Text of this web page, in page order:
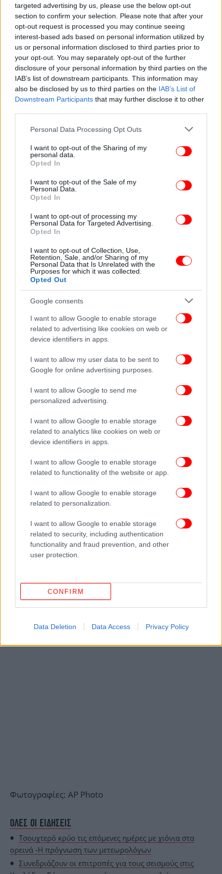
targeted advertising by us, please use the below opt-out
section to confirm your selection. Please note that after your
opt-out request is processed you may continue seeing
interest-based ads based on personal information utilized by
us or personal information disclosed to third parties prior to
your opt-out. You may separately opt-out of the further
disclosure of your personal information by third parties on the
IAB’s list of downstream participants. This information may
also be disclosed by us to third parties on the IAB’s List of
Downstream Participants that may further disclose it to other
Please note that this website/app uses one or more Google
not limited to your visit or usage behaviour. You may click to
grant or deny consent to Google and its third-party tags to
use your data for below specified purposes in below Google
consent section.
Personal Data Processing Opt Outs
I want to opt-out of the Sharing of my
personal data.
Opted In
I want to opt-out of the Sale of my
Personal Data.
Opted In
I want to opt-out of processing my
Personal Data for Targeted Advertising.
Opted In
I want to opt-out of Collection, Use,
Retention, Sale, and/or Sharing of my
Personal Data that Is Unrelated with the
Purposes for which it was collected.
Opted Out
Google consents
I want to allow Google to enable storage
related to advertising like cookies on web or
device identifiers in apps.
I want to allow my user data to be sent to
Google for online advertising purposes.
I want to allow Google to send me
personalized advertising.
I want to allow Google to enable storage
related to analytics like cookies on web or
device identifiers in apps.
I want to allow Google to enable storage
related to functionality of the website or app.
I want to allow Google to enable storage
related to personalization.
I want to allow Google to enable storage
related to security, including authentication
functionality and fraud prevention, and other
user protection.
CONFIRM
Data Deletion Data Access Privacy Policy
Φωτογραφίες: AP Photo
ΟΛΕΣ ΟΙ ΕΙΔΗΣΕΙΣ
Τσουχτερό κρύο τις επόμενες ημέρες με χιόνια στα
ορεινά -Η πρόγνωση των μετεωρολόγων
Συνεδριάζουν οι επιτροπές για τους σεισμούς στις